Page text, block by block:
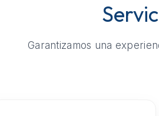
Garantizamos una